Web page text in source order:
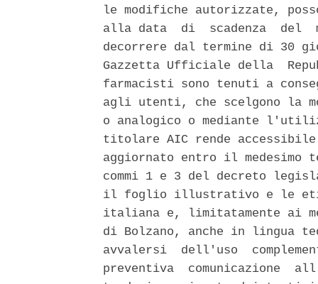
le modifiche autorizzate,
alla data  di  scadenza  del
decorrere dal termine di 30
Gazzetta Ufficiale della
farmacisti sono tenuti a
agli utenti, che scelgono la
o analogico o mediante
titolare AIC rende
aggiornato entro il
commi 1 e 3 del decreto
il foglio illustrativo e le
italiana e, limitatamente ai
di Bolzano, anche in lingua
avvalersi  dell'uso
preventiva  comunicazione